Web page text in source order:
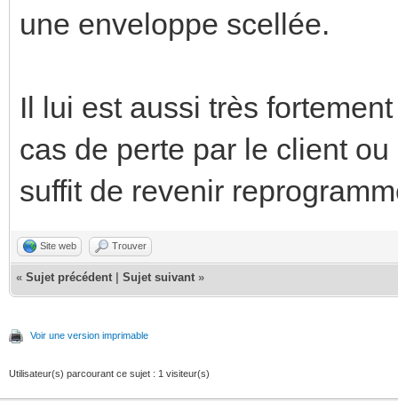
une enveloppe scellée.
Il lui est aussi très
cas de perte par le client
suffit de revenir
Site web Trouver
« Sujet précédent Sujet suivant »
Voir une version imprimable
Utilisateur(s) parcourant ce sujet : 1 visiteur(s)